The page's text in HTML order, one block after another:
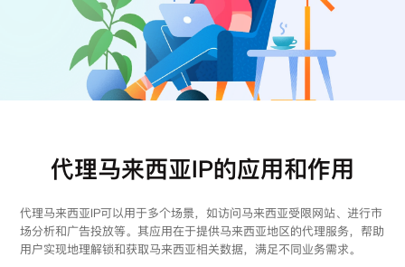
代理马来西亚IP的应用和作用
代理马来西亚IP可以用于多个场景，如访问马来西亚受限网站、进行市
场分析和广告投放等。其应用在于提供马来西亚地区的代理服务，帮助
用户实现地理解锁和获取马来西亚相关数据，满足不同业务需求。